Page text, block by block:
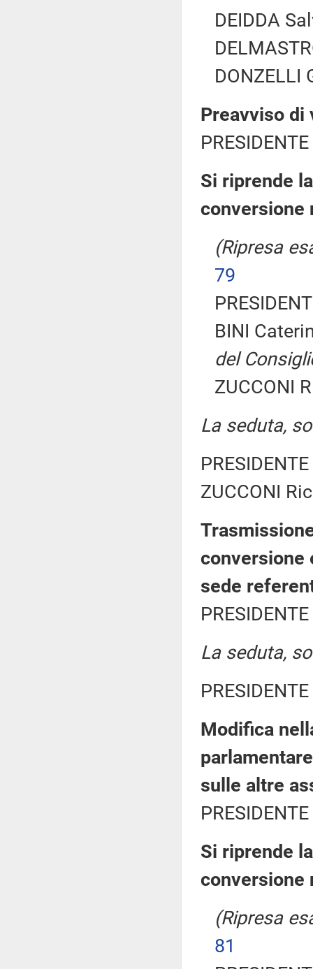
DEIDDA
DONZELLI
Preavviso di
Si riprende
conversione
(Ripresa
79
BINI
del
ZUCCONI
La seduta,
ZUCCONI
conversione
sede
La seduta,
Modifica
sulle altre
Si riprende
conversione
(Ripresa
81